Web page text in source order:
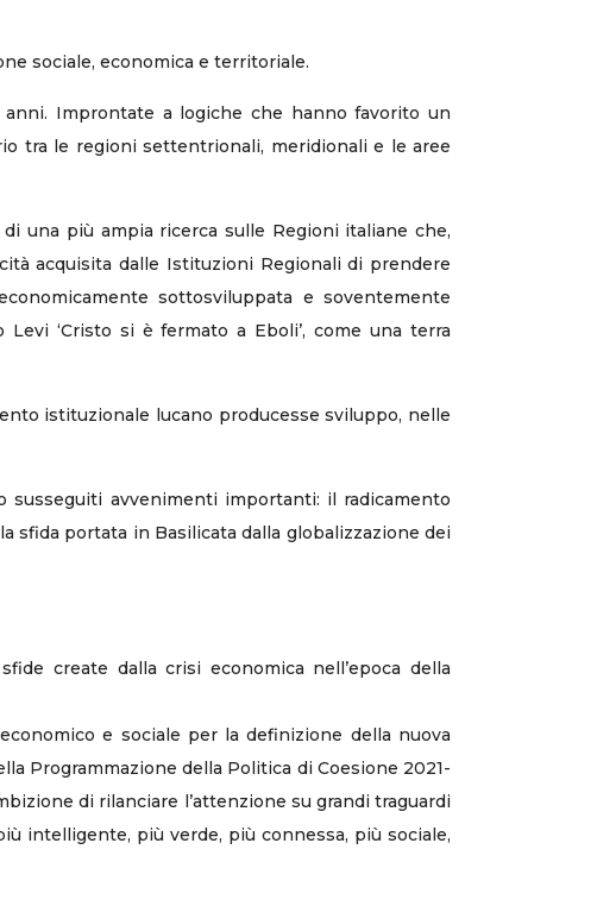
sociale, economica e territoriale.
Improntate a logiche che hanno favorito un
tra le regioni settentrionali, meridionali e le aree
di una più ampia ricerca sulle Regioni italiane che,
acquisita dalle Istituzioni Regionali di prendere
sottosviluppata e soventemente
‘Cristo si è fermato a Eboli’, come una terra
istituzionale lucano producesse sviluppo, nelle
susseguiti avvenimenti importanti: il radicamento
sfida portata in Basilicata dalla globalizzazione dei
create dalla crisi economica nell’epoca della
e sociale per la definizione della nuova
Programmazione della Politica di Coesione 2021-
di rilanciare l’attenzione su grandi traguardi
intelligente, più verde, più connessa, più sociale,